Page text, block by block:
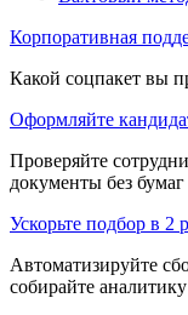
Корпоративная
Какой соцпакет вы
Оформляйте
Проверяйте
документы без
Ускорьте подбор в 2
Автоматизируйте
собирайте